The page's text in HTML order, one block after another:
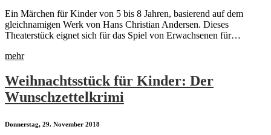
Ein Märchen für Kinder von 5 bis 8 Jahren, basierend auf dem
gleichnamigen Werk von Hans Christian Andersen. Dieses
Theaterstück eignet sich für das Spiel von Erwachsenen für…
mehr
Weihnachtsstück für Kinder: Der
Wunschzettelkrimi
Donnerstag, 29. November 2018